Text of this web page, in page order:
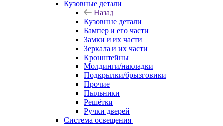
Кузовные детали
Назад
Кузовные детали
Бампер и его части
Замки и их части
Зеркала и их части
Кронштейны
Молдинги/накладки
Подкрылки/брызговики
Прочие
Пыльники
Решётки
Ручки дверей
Система освещения